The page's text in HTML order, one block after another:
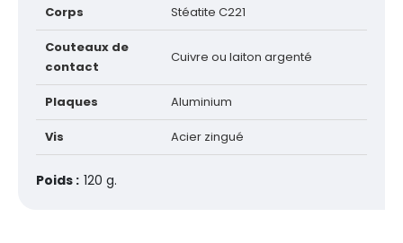
Corps Stéatite C221
Couteaux de
contact
Cuivre ou laiton argenté
Plaques Aluminium
Vis Acier zingué
Poids : 120 g.